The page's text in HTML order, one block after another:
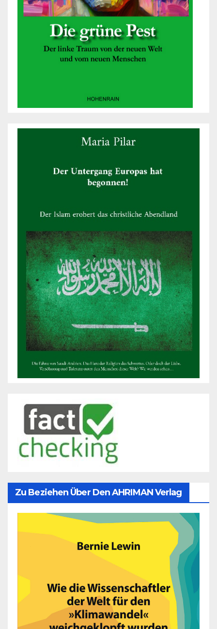
Zu Beziehen Über Den AHRIMAN Verlag